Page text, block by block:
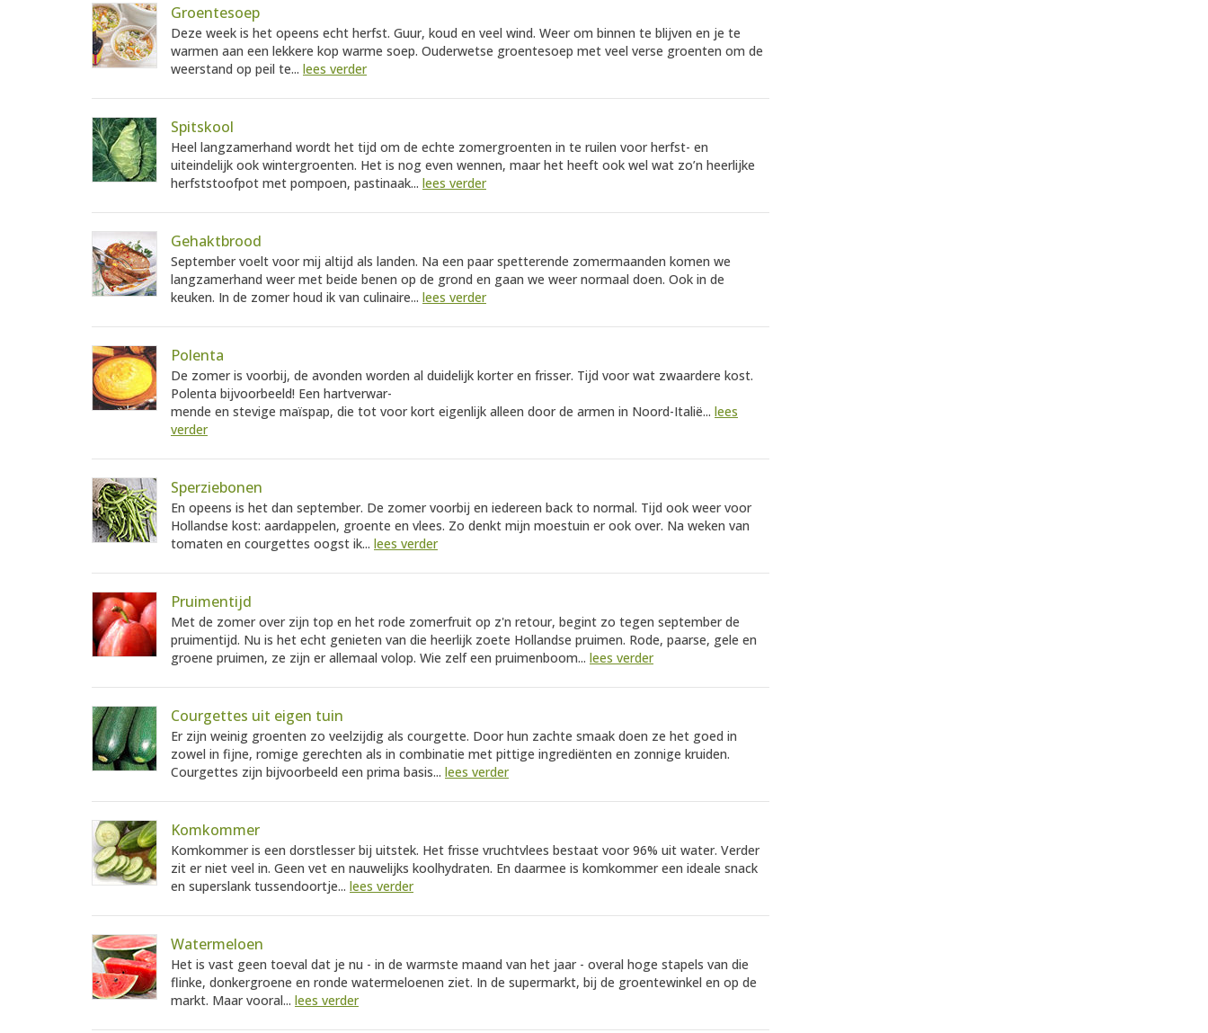
Groentesoep
Deze week is het opeens echt herfst. Guur, koud en veel wind. Weer om binnen te blijven en je te
warmen aan een lekkere kop warme soep. Ouderwetse groentesoep met veel verse groenten om de
weerstand op peil te... lees verder
Spitskool
Heel langzamerhand wordt het tijd om de echte zomergroenten in te ruilen voor herfst- en
uiteindelijk ook wintergroenten. Het is nog even wennen, maar het heeft ook wel wat zo’n heerlijke
herfststoofpot met pompoen, pastinaak... lees verder
Gehaktbrood
September voelt voor mij altijd als landen. Na een paar spetterende zomermaanden komen we
langzamerhand weer met beide benen op de grond en gaan we weer normaal doen. Ook in de
keuken. In de zomer houd ik van culinaire... lees verder
Polenta
De zomer is voorbij, de avonden worden al duidelijk korter en frisser. Tijd voor wat zwaardere kost.
Polenta bijvoorbeeld! Een hartverwar-
mende en stevige maïspap, die tot voor kort eigenlijk alleen door de armen in Noord-Italië... lees
verder
Sperziebonen
En opeens is het dan september. De zomer voorbij en iedereen back to normal. Tijd ook weer voor
Hollandse kost: aardappelen, groente en vlees. Zo denkt mijn moestuin er ook over. Na weken van
tomaten en courgettes oogst ik... lees verder
Pruimentijd
Met de zomer over zijn top en het rode zomerfruit op z'n retour, begint zo tegen september de
pruimentijd. Nu is het echt genieten van die heerlijk zoete Hollandse pruimen. Rode, paarse, gele en
groene pruimen, ze zijn er allemaal volop. Wie zelf een pruimenboom... lees verder
Courgettes uit eigen tuin
Er zijn weinig groenten zo veelzijdig als courgette. Door hun zachte smaak doen ze het goed in
zowel in fijne, romige gerechten als in combinatie met pittige ingrediënten en zonnige kruiden.
Courgettes zijn bijvoorbeeld een prima basis... lees verder
Komkommer
Komkommer is een dorstlesser bij uitstek. Het frisse vruchtvlees bestaat voor 96% uit water. Verder
zit er niet veel in. Geen vet en nauwelijks koolhydraten. En daarmee is komkommer een ideale snack
en superslank tussendoortje... lees verder
Watermeloen
Het is vast geen toeval dat je nu - in de warmste maand van het jaar - overal hoge stapels van die
flinke, donkergroene en ronde watermeloenen ziet. In de supermarkt, bij de groentewinkel en op de
markt. Maar vooral... lees verder